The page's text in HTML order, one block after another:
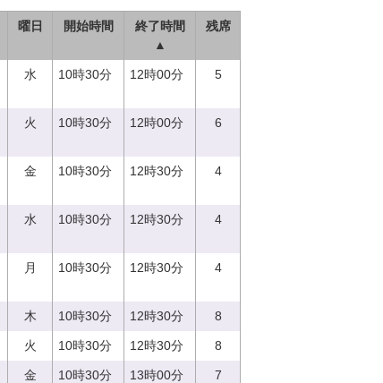
曜日 開始時間
終了時間
▲
残席
水 10時30分 12時00分 5
火 10時30分 12時00分 6
金 10時30分 12時30分 4
水 10時30分 12時30分 4
月 10時30分 12時30分 4
木 10時30分 12時30分 8
火 10時30分 12時30分 8
金 10時30分 13時00分 7